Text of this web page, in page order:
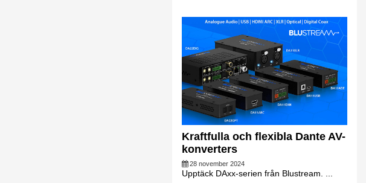
Kraftfulla och flexibla Dante AV-
konverters
28 november 2024
Upptäck DAxx-serien från Blustream. ...